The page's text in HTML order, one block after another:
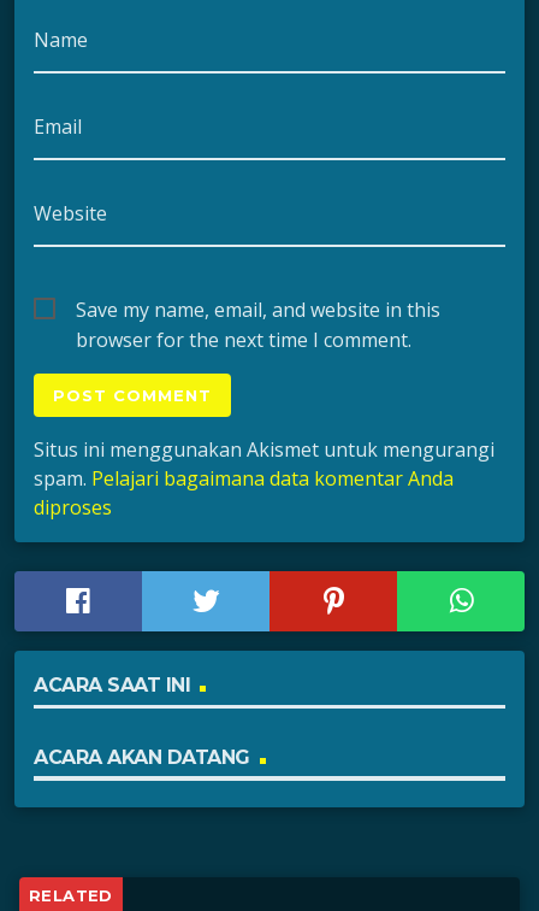
Name
Email
Website
Save my name, email, and website in this
browser for the next time I comment.
Situs ini menggunakan Akismet untuk mengurangi
spam. Pelajari bagaimana data komentar Anda
diproses
ACARA SAAT INI
ACARA AKAN DATANG
RELATED